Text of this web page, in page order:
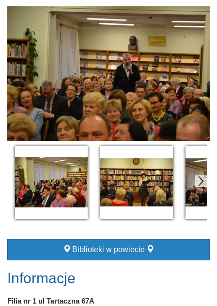
Biblioteki w powiecie
Informacje
Filia nr 1 ul Tartaczna 67A